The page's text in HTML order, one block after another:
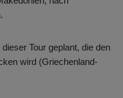
Tour geplant, die den
wird (Griechenland-